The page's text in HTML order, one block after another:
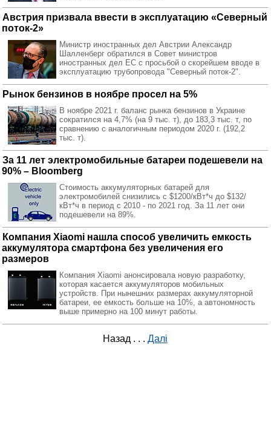
Австрия призвала ввести в эксплуатацию «Северный
поток-2»
Министр иностранных дел Австрии Александр
Шалленберг обратился в Совет министров
иностранных дел ЕС с просьбой о скорейшем вводе в
эксплуатацию трубопровода "Северный поток-2".
Рынок бензинов в ноябре просел на 5%
В ноябре 2021 г. баланс рынка бензинов в Украине
сократился на 4,7% (на 9 тыс. т), до 183,3 тыс. т, по
сравнению с аналогичным периодом 2020 г. (192,2
тыс. т).
За 11 лет электромобильные батареи подешевели на
90% – Bloomberg
Стоимость аккумуляторных батарей для
электромобилей снизились с $1200/кВт*ч до $132/
кВт*ч в период с 2010 - по 2021 год. За 11 лет они
подешевели на 89%.
Компания Xiaomi нашла способ увеличить емкость
аккумулятора смартфона без увеличения его
размеров
Компания Xiaomi анонсировала новую разработку,
которая касается аккумуляторов мобильных
устройств. При нынешних размерах аккумуляторной
батареи, ее емкость больше на 10%, а автономность
выше примерно на 100 минут работы.
Назад . . . Далі